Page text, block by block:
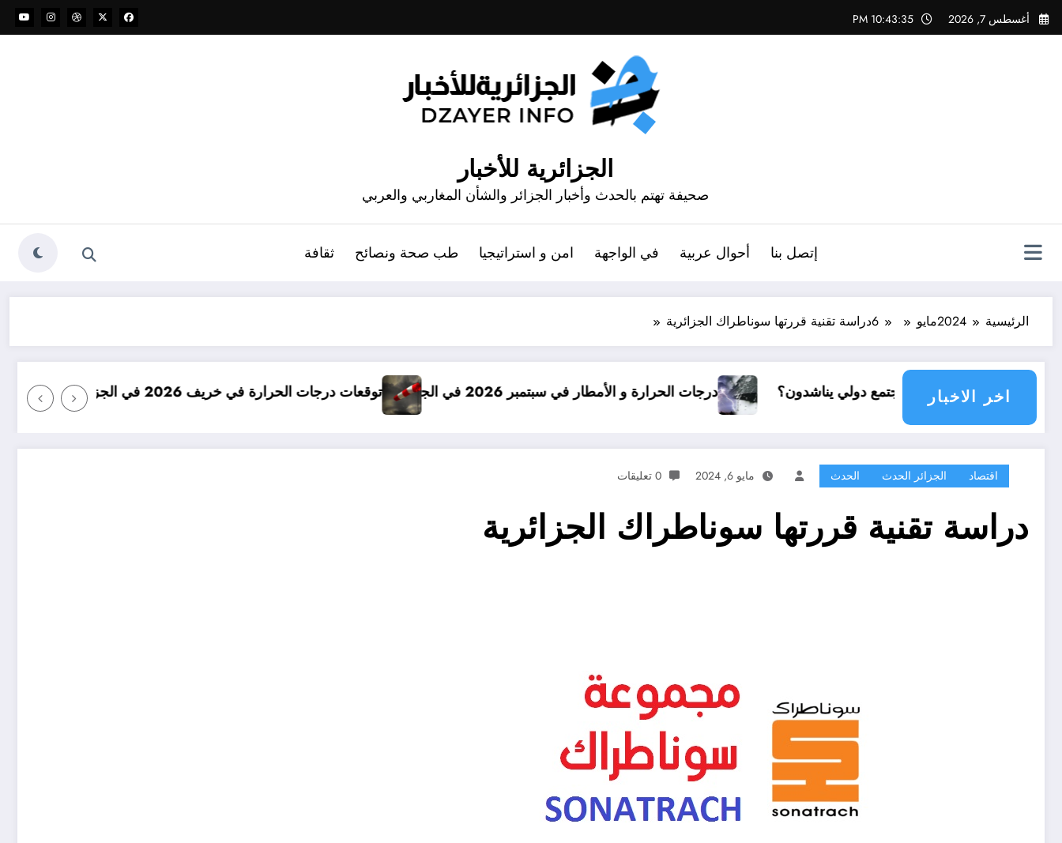
التجاوز
إلى
أغسطس 7, 2026 10:43:36 PM
الجزائرية للأخبار
صحيفة تهتم بالحدث وأخبار الجزائر والشأن المغاربي والعربي
إتصل بنا أحوال عربية في الواجهة امن و استراتيجيا طب صحة ونصائح ثقافة
الرئيسية 2024مايو 6دراسة تقنية قررتها سوناطراك الجزائرية
اخر الاخبار
أي مجتمع دولي يناشدون؟ درجات الحرارة و الأمطار في سبتمبر 2026 في الجزائر توقعات درجات الحرارة في خريف 2026 في الجزائر امطار بكميات كبيرة جدا
اقتصاد الجزائر الحدث الحدث مايو 6, 2024 0 تعليقات
دراسة تقنية قررتها سوناطراك الجزائرية